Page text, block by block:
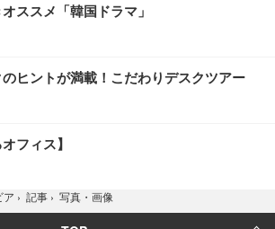
ススメ「韓国ドラマ」
ヒントが満載！こだわりデスクツアー
フィス】
ア › 記事 › 写真・画像